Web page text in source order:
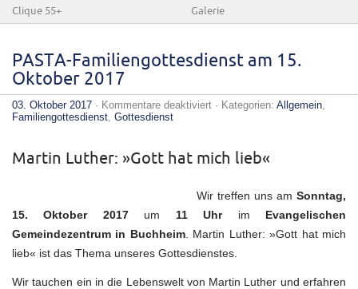
Clique 55+ Galerie
PASTA-Familiengottesdienst am 15.
Oktober 2017
03. Oktober 2017 · Kommentare deaktiviertfür
15.
Oktober
· Kategorien: Allgemein
Familiengottesdienst Gottesdienst
Martin Luther: »Gott hat mich lieb«
Wir treffen uns am Sonntag,
15. Oktober 2017um 11 Uhrim Evangelischen
Gemeindezentrum in Buchheim. Martin Luther: »Gott hat mich
lieb« ist das Thema unseres Gottesdienstes.
Wir tauchen ein in die Lebenswelt von Martin Luther und erfahren